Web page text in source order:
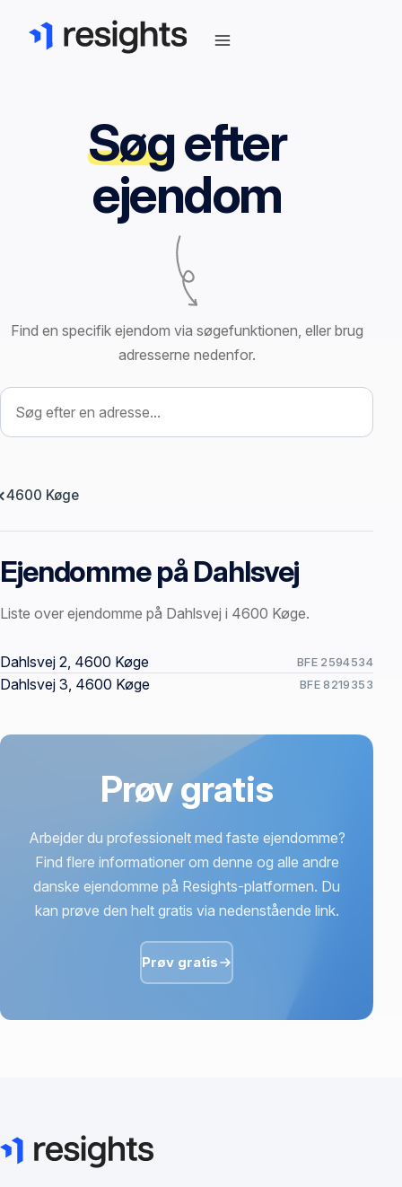
Søgefter
ejendom
Find en specifik ejendom via søgefunktionen, eller brug
adresserne nedenfor.
Søg efter ejendom
4600 Køge
Ejendomme på Dahlsvej
Liste over ejendomme på Dahlsvej i 4600 Køge.
Offentlige ejendomssider
Dahlsvej 2, 4600 Køge BFE 2594534
Dahlsvej 3, 4600 Køge BFE 8219353
Prøv gratis
Arbejder du professionelt med faste ejendomme?
Find flere informationer om denne og alle andre
danske ejendomme på Resights-platformen. Du
kan prøve den helt gratis via nedenstående link.
Prøv gratis